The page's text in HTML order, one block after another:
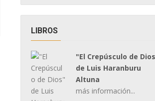
LIBROS
"El Crepúsculo de
de Luis Haranburu
Altuna
más información...